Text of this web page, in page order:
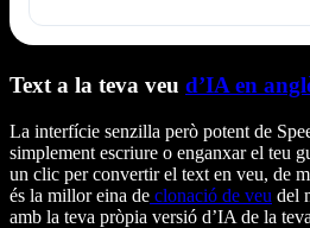
Text a la teva veu d’IA en
La interfície senzilla però potent de
simplement escriure o enganxar el teu
un clic per convertir el text en veu, de
és la millor eina de clonació de veu del
amb la teva pròpia versió d’IA de la